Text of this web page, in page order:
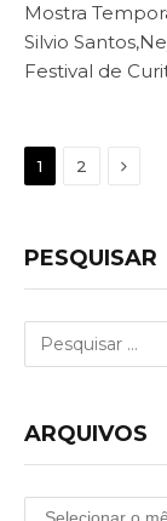
Mostra
Silvio
Festival de
1 2 Next
PESQUISAR
ARQUIVOS
Arquivos